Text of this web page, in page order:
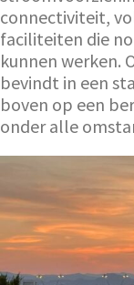
connectiviteit,
faciliteiten die
kunnen werken.
bevindt in een
boven op een
onder alle